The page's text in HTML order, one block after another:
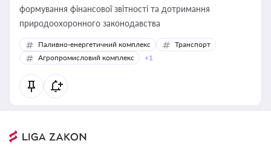
формування фінансової звітності та дотримання
природоохоронного законодавства
Паливно-енергетичний комплекс
Транспорт
Агропромисловий комплекс
+1